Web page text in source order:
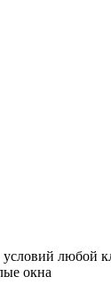
условий любой
окна